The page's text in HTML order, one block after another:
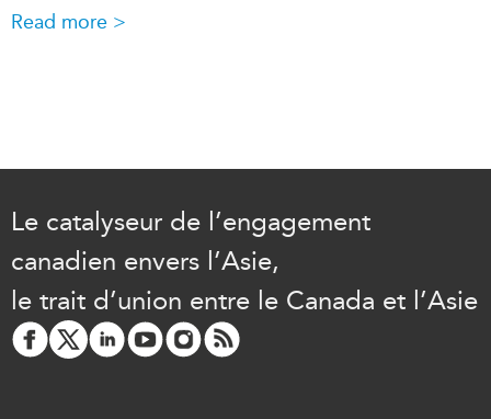
Read more >
Le catalyseur de l’engagement
canadien envers l’Asie,
le trait d’union entre le Canada et l’Asie